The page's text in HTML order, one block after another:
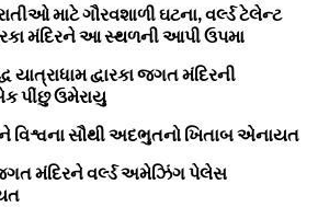
માટે ગૌરવશાળી ઘટના, વર્લ્ડ ટેલેન્ટ
મંદિરને આ સ્થળની આપી ઉપમા
દ્વારકા જગત મંદિરની
પીંછુ ઉમેરાયુ
વિશ્વના સૌથી અદભુતનો ખિતાબ એનાયત
જગત મંદિરને વર્લ્ડ અમેઝિંગ પેલેસ